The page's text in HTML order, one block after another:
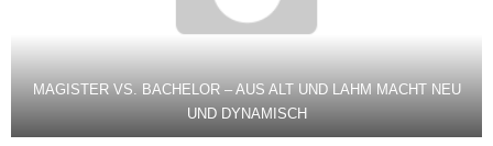
MAGISTER VS. BACHELOR – AUS ALT UND LAHM MACHT NEU
UND DYNAMISCH